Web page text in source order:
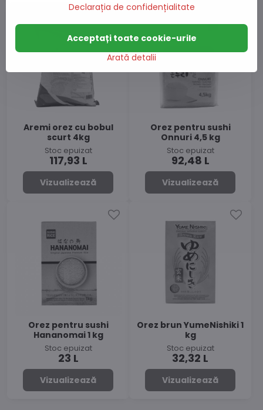
Aremi orez cu bobul
scurt 4kg
Stoc epuizat
117,93 L
Vizualizează
Orez pentru sushi
Onnuri 4,5 kg
Stoc epuizat
92,48 L
Vizualizează
Orez pentru sushi
Hananomai 1 kg
Stoc epuizat
23 L
Vizualizează
Orez brun YumeNishiki 1
kg
Stoc epuizat
32,32 L
Vizualizează
Declarația de confidențialitate
Arată detalii
Acceptați toate cookie-urile